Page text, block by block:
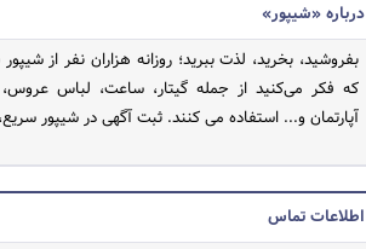
درباره «شیپور»
بفروشید، بخرید، لذت ببرید؛ روزانه هزاران نفر از
که فکر می‌کنید از جمله گیتار، ساعت، لباس
آپارتمان و... استفاده می کنند. ثبت آگهی در شیپور سریع، آسان و
اطلاعات تماس